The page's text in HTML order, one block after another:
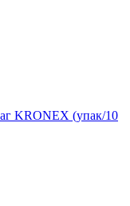
KRONEX (упак/10